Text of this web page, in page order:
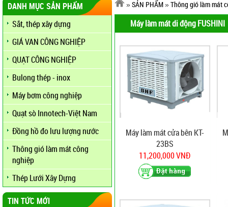
DANH MỤC SẢN PHẨM
Sắt, thép xây dựng
GIÁ VAN CÔNG NGHIỆP
QUẠT CÔNG NGHIỆP
Bulong thép - inox
Máy bơm công nghiệp
Quạt sò Innotech-Việt Nam
Đồng hồ đo lưu lượng nước
Thông gió làm mát công
nghiệp
Thép Lưới Xây Dựng
TIN TỨC MỚI
»SẢN PHẨM»Thông gió làm mát
Máy làm mát di động FUSHINI
Máy làm mát cửa bên KT-
23BS
11,200,000 VNĐ